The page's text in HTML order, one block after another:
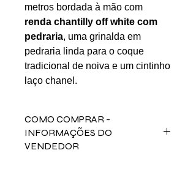
metros bordada à mão com
renda chantilly off white com
pedraria, uma grinalda em
pedraria linda para o coque
tradicional de noiva e um cintinho
laço chanel.
COMO COMPRAR -
INFORMAÇÕES DO
VENDEDOR